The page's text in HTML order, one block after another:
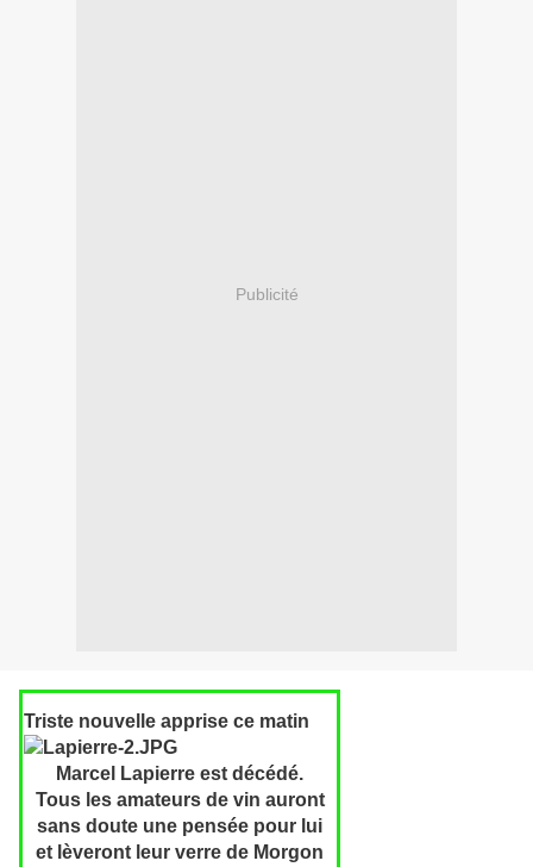
Publicité
Triste nouvelle apprise ce matin
Marcel Lapierre est décédé.
Tous les amateurs de vin auront
sans doute une pensée pour lui
et lèveront leur verre de Morgon